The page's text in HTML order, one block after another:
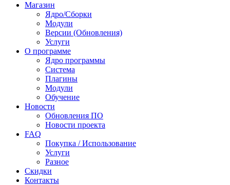
Магазин
Ядро/Сборки
Модули
Версии (Обновления)
Услуги
О программе
Ядро программы
Система
Плагины
Модули
Обучение
Новости
Обновления ПО
Новости проекта
FAQ
Покупка / Использование
Услуги
Разное
Скидки
Контакты